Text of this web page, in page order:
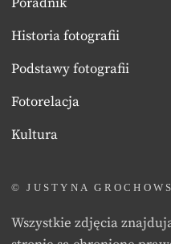
Historia fotografii
Podstawy fotografii
Fotorelacja
Kultura
© JUSTYNA
Wszystkie zdjęcia